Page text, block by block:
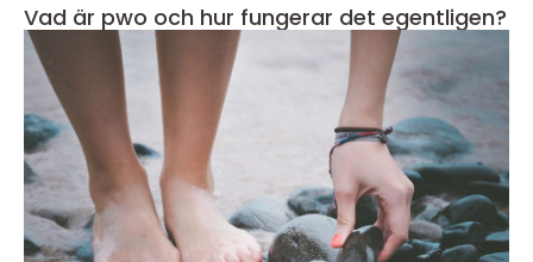
Vad är pwo och hur fungerar det egentligen?